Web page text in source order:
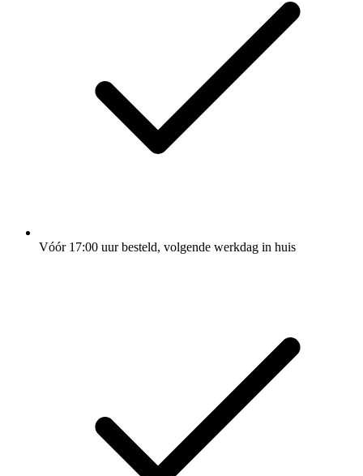
Vóór 17:00 uur besteld, volgende werkdag in huis